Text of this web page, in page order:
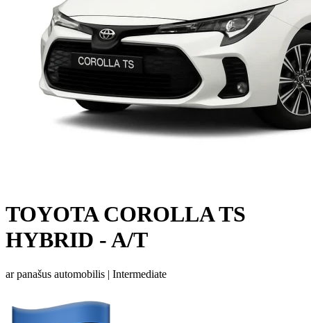
TOYOTA COROLLA TS
HYBRID - A/T
ar panašus automobilis | Intermediate